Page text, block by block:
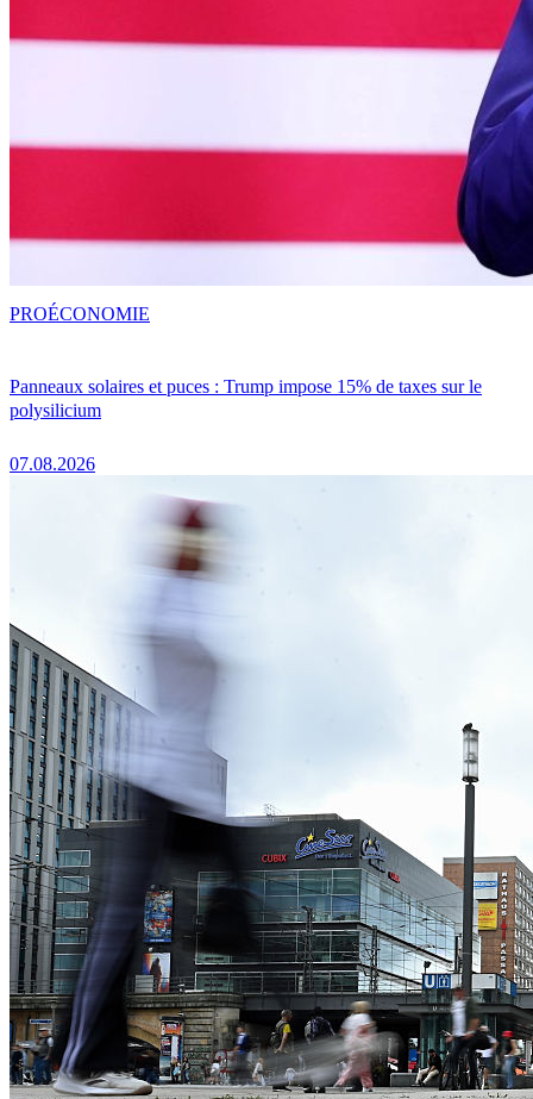
Panneaux solaires et puces : Trump impose 15% de taxes sur le
polysilicium
07.08.2026
PROÉCONOMIE